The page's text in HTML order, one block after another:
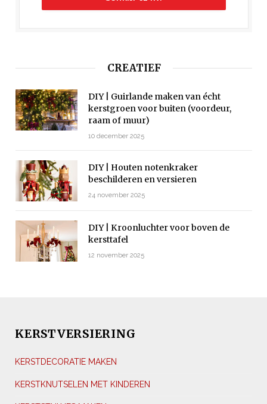
CREATIEF
DIY | Guirlande maken van écht
kerstgroen voor buiten (voordeur,
raam of muur)
10 december 2025
DIY | Houten notenkraker
beschilderen en versieren
24 november 2025
DIY | Kroonluchter voor boven de
kersttafel
12 november 2025
KERSTVERSIERING
KERSTDECORATIE MAKEN
KERSTKNUTSELEN MET KINDEREN